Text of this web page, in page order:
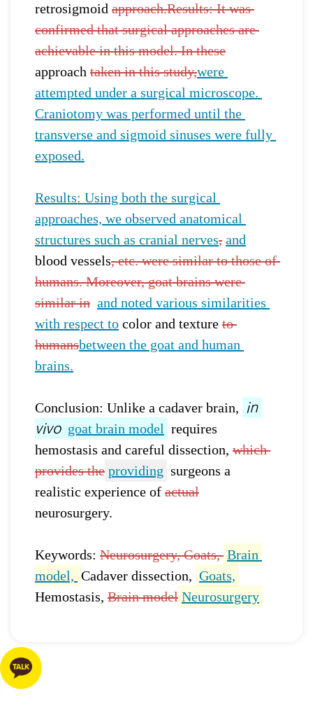
retrosigmoid approach.Results: It was
confirmed that surgical approaches are
achievable in this model. In these
approach taken in this study,were
attempted under a surgical microscope.
Craniotomy was performed until the
transverse and sigmoid sinuses were fully
exposed.
Results: Using both the surgical
approaches, we observed anatomical
structures such as cranial nerves, and
blood vessels, etc. were similar to those of
humans. Moreover, goat brains were
similar in and noted various similarities
with respect to color and texture to
humansbetween the goat and human
brains.
Conclusion: Unlike a cadaver brain,
in
vivo goat brain model requires
hemostasis and careful dissection, which
provides the providing surgeons a
realistic experience of actual
neurosurgery.
Keywords: Neurosurgery, Goats, Brain
model, Cadaver dissection, Goats,
Hemostasis, Brain model Neurosurgery